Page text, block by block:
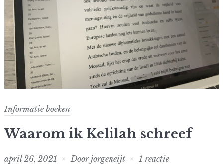
Informatie boeken
Waarom ik Kelilah schreef
april 26, 2021 Doorjorgeneijt 1 reactie